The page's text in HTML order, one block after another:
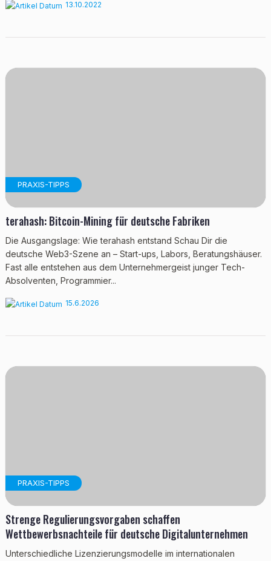
13.10.2022
PRAXIS-TIPPS
terahash: Bitcoin-Mining für deutsche Fabriken
Die Ausgangslage: Wie terahash entstand Schau Dir die
deutsche Web3-Szene an – Start-ups, Labors, Beratungshäuser.
Fast alle entstehen aus dem Unternehmergeist junger Tech-
Absolventen, Programmier...
15.6.2026
PRAXIS-TIPPS
Strenge Regulierungsvorgaben schaffen
Wettbewerbsnachteile für deutsche Digitalunternehmen
Unterschiedliche Lizenzierungsmodelle im internationalen